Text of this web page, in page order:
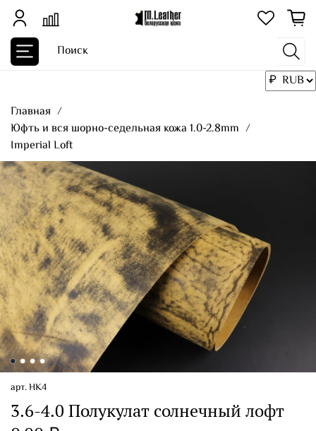
Главная
Юфть и вся шорно-седельная кожа 1.0-2.8mm
Imperial Loft
арт.НК4
3.6-4.0 Полукулат солнечный лофт